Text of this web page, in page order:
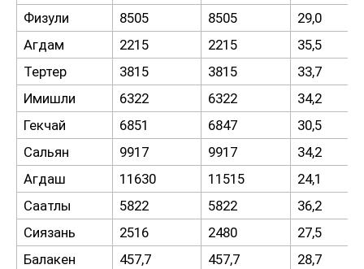
Физули
8505 8505
29,0
Агдам
2215 2215
35,5
Тертер
3815 3815
33,7
Имишли
6322 6322
34,2
Гекчай
6851 6847
30,5
Сальян
9917 9917
34,2
Агдаш
11630 11515
24,1
Саатлы
5822 5822
36,2
Сиязань
2516 2480
27,5
Балакен
457,7 457,7
28,7